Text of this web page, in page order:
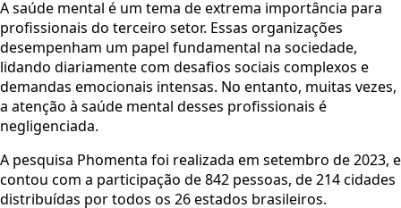
A saúde mental é um tema de extrema importância para
profissionais do terceiro setor. Essas organizações
desempenham um papel fundamental na sociedade,
lidando diariamente com desafios sociais complexos e
demandas emocionais intensas. No entanto, muitas vezes,
a atenção à saúde mental desses profissionais é
negligenciada.
A pesquisa Phomenta foi realizada em setembro de 2023, e
contou com a participação de 842 pessoas, de 214 cidades
distribuídas por todos os 26 estados brasileiros.